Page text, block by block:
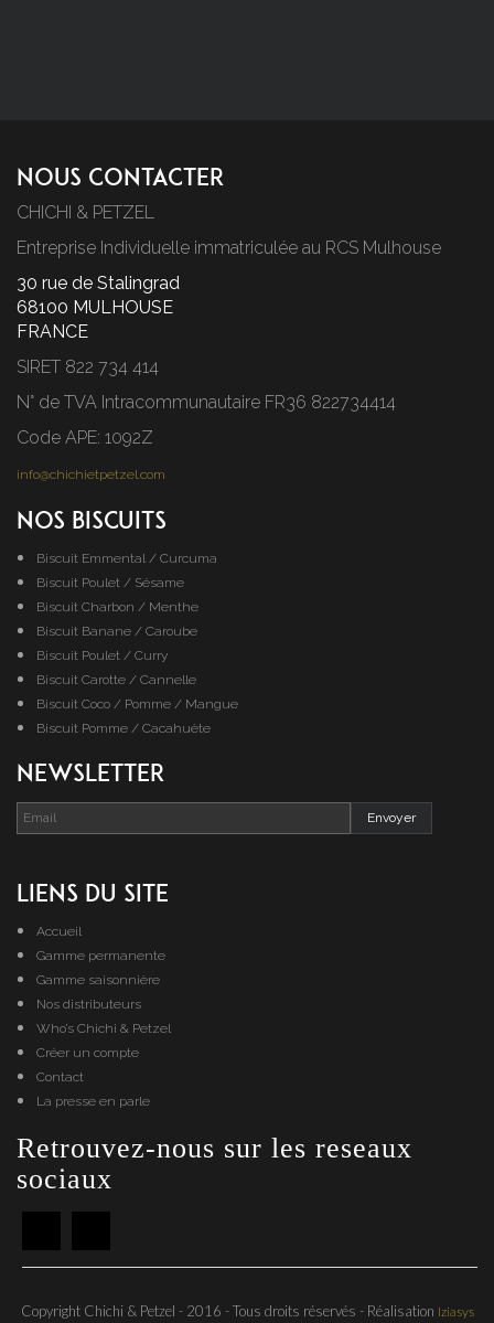
Nous Contacter
CHICHI & PETZEL
Entreprise Individuelle immatriculée au RCS Mulhouse
30 rue de Stalingrad
68100 MULHOUSE
FRANCE
SIRET 822 734 414
N° de TVA Intracommunautaire FR36 822734414
Code APE: 1092Z
info@chichietpetzel.com
Nos Biscuits
Biscuit Emmental / Curcuma
Biscuit Poulet / Sésame
Biscuit Charbon / Menthe
Biscuit Banane / Caroube
Biscuit Poulet / Curry
Biscuit Carotte / Cannelle
Biscuit Coco / Pomme / Mangue
Biscuit Pomme / Cacahuète
Newsletter
Liens du site
Accueil
Gamme permanente
Gamme saisonnière
Nos distributeurs
Who’s Chichi & Petzel
Créer un compte
Contact
La presse en parle
Retrouvez-nous sur les reseaux
sociaux
Copyright Chichi & Petzel - 2016 - Tous droits réservés - Réalisation Iziasys